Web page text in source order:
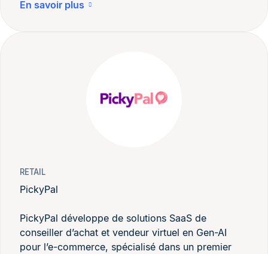
En savoir plus
RETAIL
PickyPal
PickyPal développe de solutions SaaS de
conseiller d’achat et vendeur virtuel en Gen-AI
pour l’e-commerce, spécialisé dans un premier